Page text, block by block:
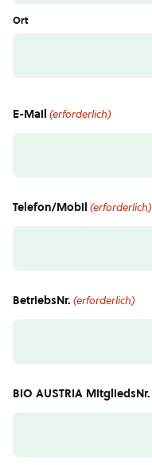
Ort
E-Mail (erforderlich)
Telefon/Mobil (erforderlich)
BetriebsNr. (erforderlich)
BIO AUSTRIA MitgliedsNr.